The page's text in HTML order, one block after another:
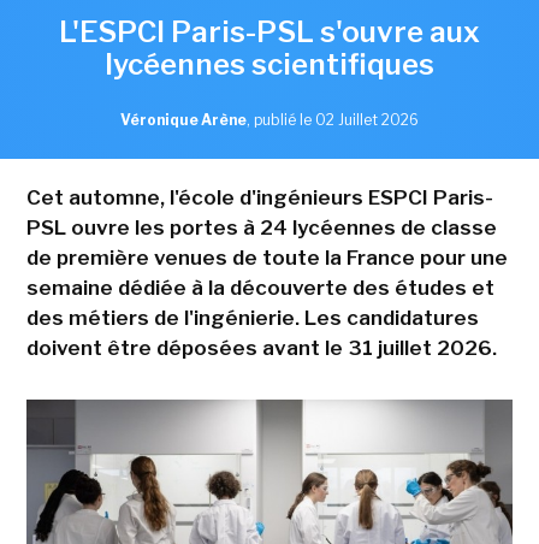
L'ESPCI Paris-PSL s'ouvre aux
lycéennes scientifiques
Véronique Arène, publié le 02 Juillet 2026
Cet automne, l'école d'ingénieurs ESPCI Paris-
PSL ouvre les portes à 24 lycéennes de classe
de première venues de toute la France pour une
semaine dédiée à la découverte des études et
des métiers de l'ingénierie. Les candidatures
doivent être déposées avant le 31 juillet 2026.